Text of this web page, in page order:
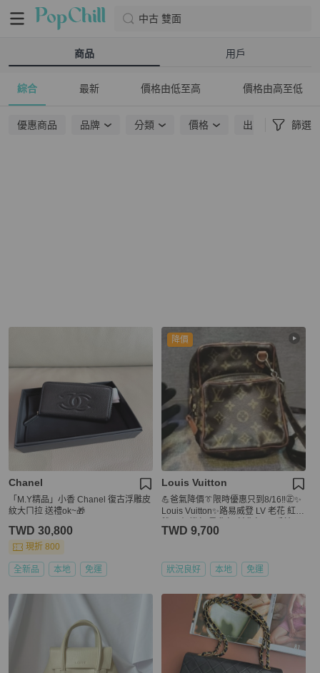
中古 雙面
商品 用戶
綜合 最新 價格由低至高 價格由高至低
優惠商品 品牌 分類 價格 出貨地點 篩選
Chanel
「M.Y精品」小香 Chanel 復古浮雕皮
紋大ㄇ拉 送禮ok~🎁
TWD 30,800
現折 800
全新品 本地 免運
降價
Louis Vuitton
💪爸氣降價👔限時優惠只到8/16‼️㊣✨
Louis Vuitton✨路易威登 LV 老花 紅皮
二手包🌳二手樹屋🌳
TWD 9,700
狀況良好 本地 免運